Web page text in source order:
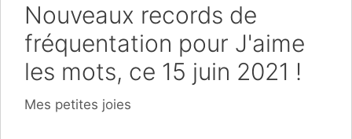
Nouveaux records de
fréquentation pour J'aime
les mots, ce 15 juin 2021 !
Catégories
Mes petites joies